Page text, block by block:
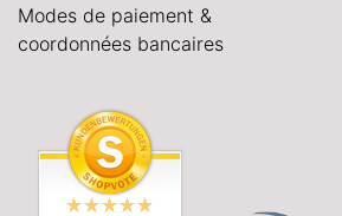
Modes de paiement &
coordonnées bancaires